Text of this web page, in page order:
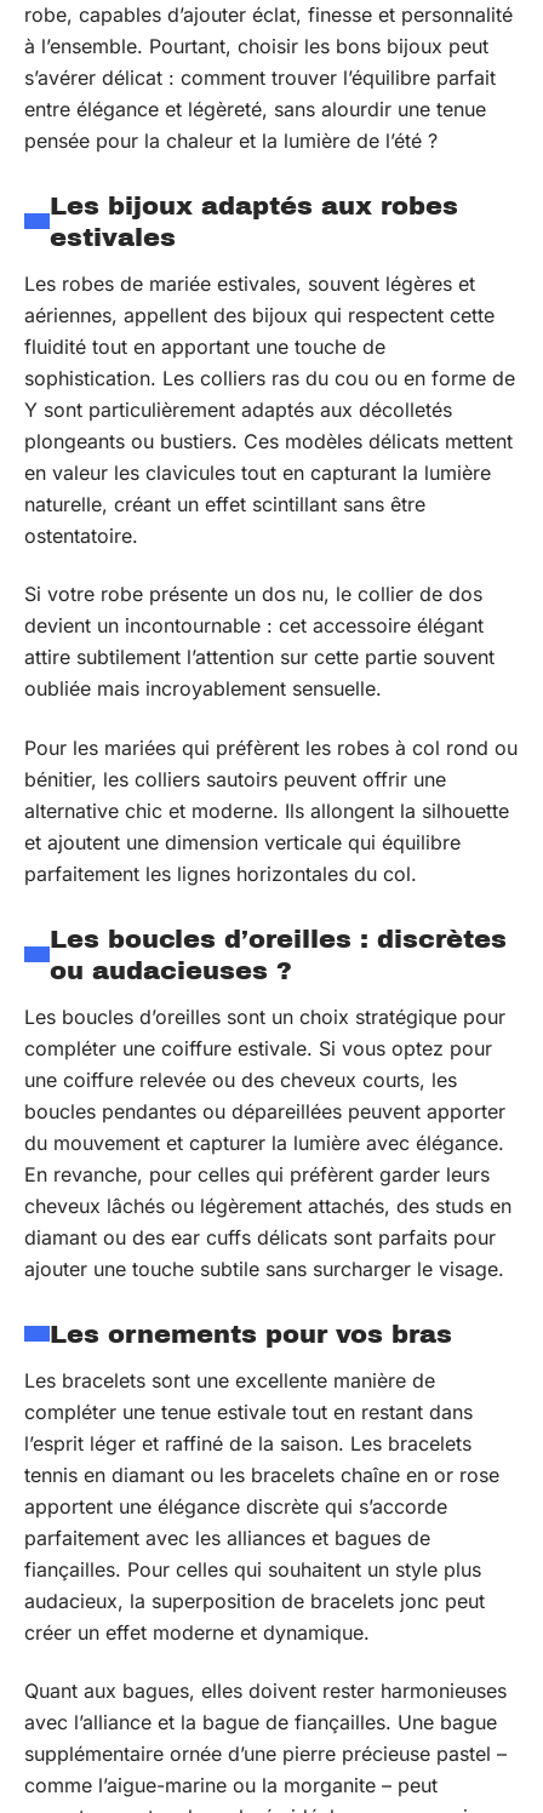
robe, capables d’ajouter éclat, finesse et personnalité
à l’ensemble. Pourtant, choisir les bons bijoux peut
s’avérer délicat : comment trouver l’équilibre parfait
entre élégance et légèreté, sans alourdir une tenue
pensée pour la chaleur et la lumière de l’été ?
Les bijoux adaptés aux robes
estivales
Les robes de mariée estivales, souvent légères et
aériennes, appellent des bijoux qui respectent cette
fluidité tout en apportant une touche de
sophistication. Les colliers ras du cou ou en forme de
Y sont particulièrement adaptés aux décolletés
plongeants ou bustiers. Ces modèles délicats mettent
en valeur les clavicules tout en capturant la lumière
naturelle, créant un effet scintillant sans être
ostentatoire.
Si votre robe présente un dos nu, le collier de dos
devient un incontournable : cet accessoire élégant
attire subtilement l’attention sur cette partie souvent
oubliée mais incroyablement sensuelle.
Pour les mariées qui préfèrent les robes à col rond ou
bénitier, les colliers sautoirs peuvent offrir une
alternative chic et moderne. Ils allongent la silhouette
et ajoutent une dimension verticale qui équilibre
parfaitement les lignes horizontales du col.
Les boucles d’oreilles : discrètes
ou audacieuses ?
Les boucles d’oreilles sont un choix stratégique pour
compléter une coiffure estivale. Si vous optez pour
une coiffure relevée ou des cheveux courts, les
boucles pendantes ou dépareillées peuvent apporter
du mouvement et capturer la lumière avec élégance.
En revanche, pour celles qui préfèrent garder leurs
cheveux lâchés ou légèrement attachés, des studs en
diamant ou des ear cuffs délicats sont parfaits pour
ajouter une touche subtile sans surcharger le visage.
Les ornements pour vos bras
Les bracelets sont une excellente manière de
compléter une tenue estivale tout en restant dans
l’esprit léger et raffiné de la saison. Les bracelets
tennis en diamant ou les bracelets chaîne en or rose
apportent une élégance discrète qui s’accorde
parfaitement avec les alliances et bagues de
fiançailles. Pour celles qui souhaitent un style plus
audacieux, la superposition de bracelets jonc peut
créer un effet moderne et dynamique.
Quant aux bagues, elles doivent rester harmonieuses
avec l’alliance et la bague de fiançailles. Une bague
supplémentaire ornée d’une pierre précieuse pastel –
comme l’aigue-marine ou la morganite – peut